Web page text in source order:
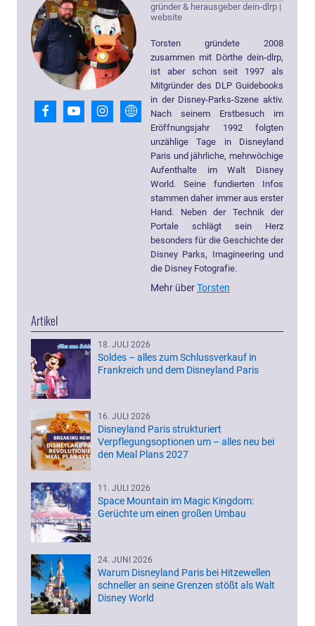
gründer & herausgeber dein-dlrp |
website
Torsten gründete 2008
zusammen mit Dörthe dein-dlrp,
ist aber schon seit 1997 als
Mitgründer des DLP Guidebooks
in der Disney-Parks-Szene aktiv.
Nach seinem Erstbesuch im
Eröffnungsjahr 1992 folgten
unzählige Tage in Disneyland
Paris und jährliche, mehrwöchige
Aufenthalte im Walt Disney
World. Seine fundierten Infos
stammen daher immer aus erster
Hand. Neben der Technik der
Portale schlägt sein Herz
besonders für die Geschichte der
Disney Parks, Imagineering und
die Disney Fotografie.
Mehr überTorsten
Artikel
18. JULI 2026
Soldes – alles zum Schlussverkauf in
Frankreich und dem Disneyland Paris
16. JULI 2026
Disneyland Paris strukturiert
Verpflegungsoptionen um – alles neu bei
den Meal Plans 2027
11. JULI 2026
Space Mountain im Magic Kingdom:
Gerüchte um einen großen Umbau
24. JUNI 2026
Warum Disneyland Paris bei Hitzewellen
schneller an seine Grenzen stößt als Walt
Disney World